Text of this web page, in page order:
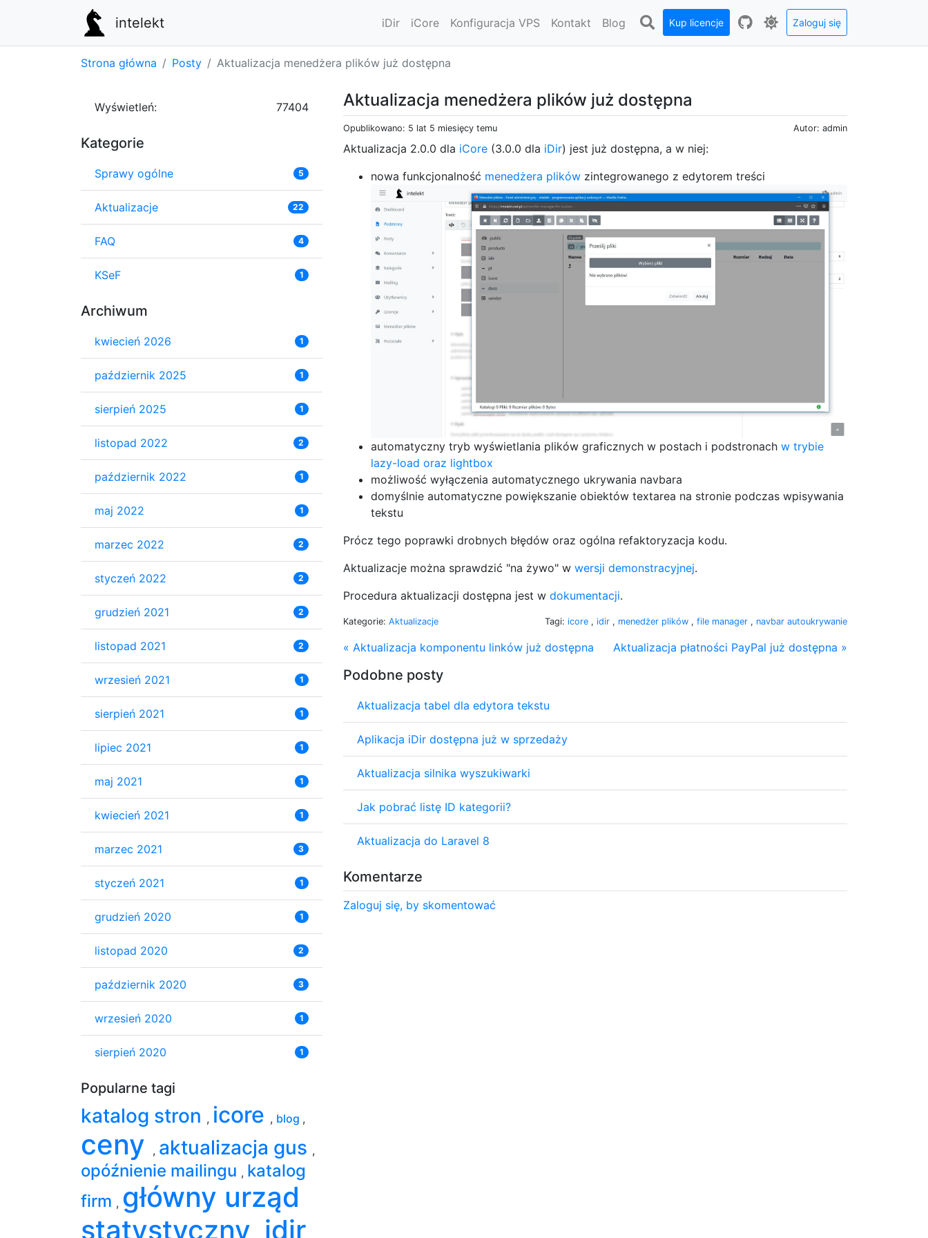
intelekt iDir iCore Konfiguracja VPS Kontakt Blog Kup licencje Zaloguj się
Strona główna Posty Aktualizacja menedżera plików już dostępna
Aktualizacja menedżera plików już dostępna
Opublikowano: 5 lat 5 miesięcy temu Autor: admin
Aktualizacja 2.0.0 dla iCore (3.0.0 dla iDir) jest już dostępna, a w niej:
nowa funkcjonalność menedżera plików zintegrowanego z edytorem treści
automatyczny tryb wyświetlania plików graficznych w postach i podstronach w trybie
lazy-load oraz lightbox
możliwość wyłączenia automatycznego ukrywania navbara
domyślnie automatyczne powiększanie obiektów textarea na stronie podczas wpisywania
tekstu
Prócz tego poprawki drobnych błędów oraz ogólna refaktoryzacja kodu.
Aktualizacje można sprawdzić "na żywo" w wersji demonstracyjnej.
Procedura aktualizacji dostępna jest w dokumentacji.
Kategorie: Aktualizacje Tagi: icore , idir , menedżer plików , file manager , navbar autoukrywanie
« Aktualizacja komponentu linków już dostępna Aktualizacja płatności PayPal już dostępna »
Podobne posty
Aktualizacja tabel dla edytora tekstu
Aplikacja iDir dostępna już w sprzedaży
Aktualizacja silnika wyszukiwarki
Jak pobrać listę ID kategorii?
Aktualizacja do Laravel 8
Komentarze
Zaloguj się, by skomentować
Wyświetleń: 77404
Kategorie
Sprawy ogólne 5
Aktualizacje 22
FAQ 4
KSeF 1
Archiwum
kwiecień 2026 1
październik 2025 1
sierpień 2025 1
listopad 2022 2
październik 2022 1
maj 2022 1
marzec 2022 2
styczeń 2022 2
grudzień 2021 2
listopad 2021 2
wrzesień 2021 1
sierpień 2021 1
lipiec 2021 1
maj 2021 1
kwiecień 2021 1
marzec 2021 3
styczeń 2021 1
grudzień 2020 1
listopad 2020 2
październik 2020 3
wrzesień 2020 1
sierpień 2020 1
Popularne tagi
katalog stron , icore , blog ,
ceny , aktualizacja gus ,
opóźnienie mailingu , katalog
firm , główny urząd
statystyczny idir